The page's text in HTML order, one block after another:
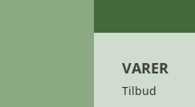
VARER
Tilbud